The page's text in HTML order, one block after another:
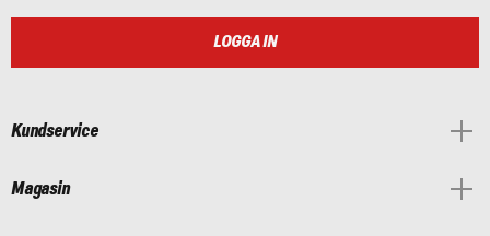
LOGGA IN
Kundservice
Magasin